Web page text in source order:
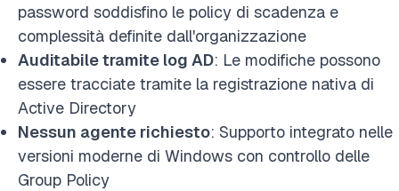
password soddisfino le policy di scadenza e
complessità definite dall'organizzazione
Auditabile tramite log AD: Le modifiche possono
essere tracciate tramite la registrazione nativa di
Active Directory
Nessun agente richiesto: Supporto integrato nelle
versioni moderne di Windows con controllo delle
Group Policy